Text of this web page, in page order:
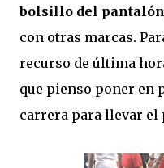
bolsillo del pantalón
con otras marcas.
recurso de última
que pienso poner en
carrera para llevar el